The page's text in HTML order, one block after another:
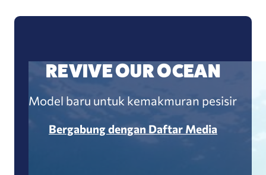
REVIVE OUR OCEAN
Model baru untuk kemakmuran pesisir
Bergabung dengan Daftar Media